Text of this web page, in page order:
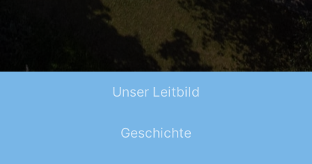
Unser Leitbild
Geschichte